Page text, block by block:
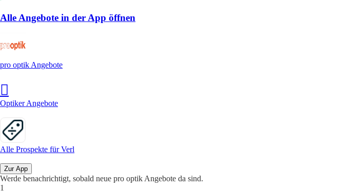
Alle Angebote in der App öffnen
pro optik Angebote
Optiker Angebote
Alle Prospekte für Verl
Zur App
Werde benachrichtigt, sobald neue pro optik Angebote da sind.